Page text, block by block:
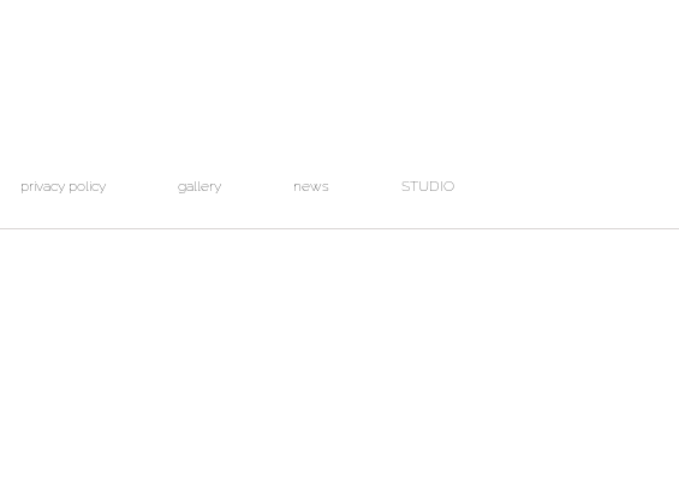
privacy policy gallery news STUDIO